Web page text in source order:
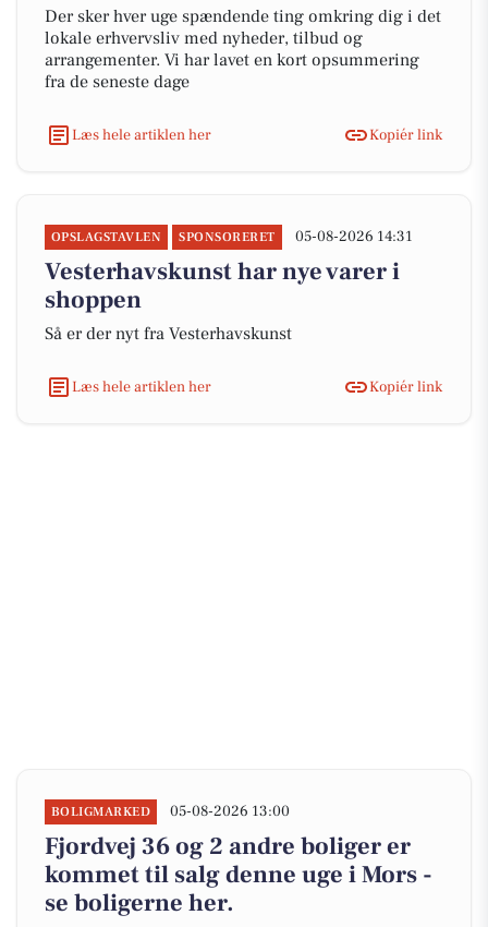
Der sker hver uge spændende ting omkring dig i det
lokale erhvervsliv med nyheder, tilbud og
arrangementer. Vi har lavet en kort opsummering
fra de seneste dage
Læs hele artiklen her Kopiér link
OPSLAGSTAVLEN SPONSORERET 05-08-2026 14:31
Vesterhavskunst har nye varer i
shoppen
Så er der nyt fra Vesterhavskunst
Læs hele artiklen her Kopiér link
BOLIGMARKED 05-08-2026 13:00
Fjordvej 36 og 2 andre boliger er
kommet til salg denne uge i Mors -
se boligerne her.